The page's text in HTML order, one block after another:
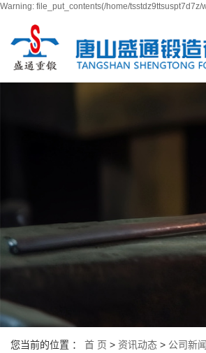
Warning: file_put_contents(/home/
您当前的位置 ： 首 页 > 资讯动态 > 公司新闻